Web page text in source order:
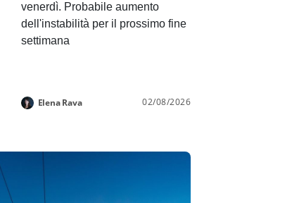
venerdì. Probabile aumento
dell'instabilità per il prossimo fine
settimana
Elena Rava 02/08/2026